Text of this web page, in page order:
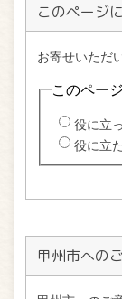
このページ
甲州市への